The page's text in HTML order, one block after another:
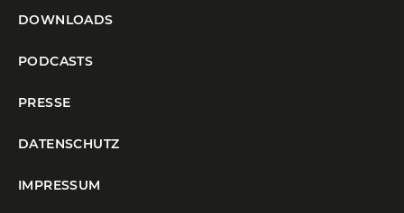
DOWNLOADS
PODCASTS
PRESSE
DATENSCHUTZ
IMPRESSUM